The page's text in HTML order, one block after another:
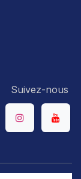
Suivez-nous